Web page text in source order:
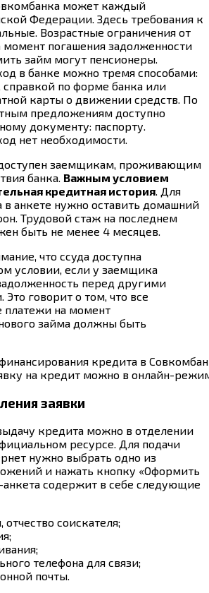
может каждый
Федерации. Здесь требования к
Возрастные ограничения от
момент погашения задолженности
займ могут пенсионеры.
в банке можно тремя способами:
по форме банка или
карты о движении средств. По
предложениям доступно
документу: паспорту.
нет необходимости.
заемщикам, проживающим
банка. Важным условием
кредитная история. Для
анкете нужно оставить домашний
Трудовой стаж на последнем
быть не менее 4 месяцев.
что ссуда доступна
условии, если у заемщика
перед другими
говорит о том, что все
платежи на момент
займа должны быть
на кредит можно в онлайн-
заявки
кредита можно в отделении
ресурсе. Для подачи
нужно выбрать одно из
и нажать кнопку «Оформить
анкета содержит в себе следующие
соискателя;
телефона для связи;
почты.